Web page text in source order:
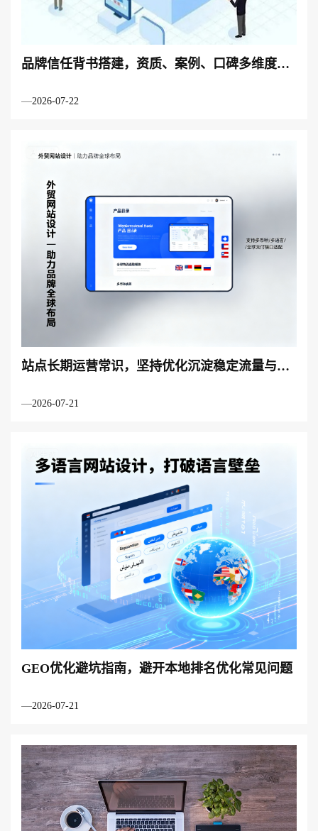
品牌信任背书搭建，资质、案例、口碑多维度赋
2026-07-22
站点长期运营常识，坚持优化沉淀稳定流量与客
2026-07-21
GEO优化避坑指南，避开本地排名优化常见问题
2026-07-21